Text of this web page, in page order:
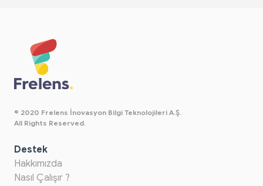
© 2020 Frelens İnovasyon Bilgi Teknolojileri A.Ş.
All Rights Reserved.
Destek
Hakkımızda
Nasıl Çalışır ?